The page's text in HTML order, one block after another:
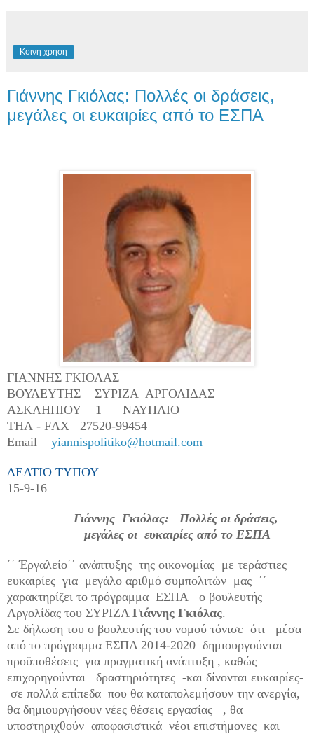
Κοινή χρήση
Γιάννης Γκιόλας: Πολλές οι δράσεις,
μεγάλες οι ευκαιρίες από το ΕΣΠΑ
ΓΙΑΝΝΗΣ ΓΚΙΟΛΑΣ
ΒΟΥΛΕΥΤΗΣ
ΣΥΡΙΖΑ ΑΡΓΟΛΙΔΑΣ
ΑΣΚΛΗΠΙΟΥ
1
ΝΑΥΠΛΙΟ
ΤΗΛ - FΑΧ
27520-99454
Email
yiannispolitiko@hotmail.com
ΔΕΛΤΙΟ ΤΥΠΟΥ
15-9-16
Γιάννης Γκιόλας:
Πολλές οι δράσεις,
μεγάλες οι ευκαιρίες από το ΕΣΠΑ
΄΄ Έργαλείο΄΄ ανάπτυξης της οικονομίας με τεράστιες
ευκαιρίες για μεγάλο αριθμό συμπολιτών μας ΄΄
χαρακτηρίζει το πρόγραμμα ΕΣΠΑ
ο βουλευτής
Αργολίδας του ΣΥΡΙΖΑ Γιάννης Γκιόλας.
Σε δήλωση του ο βουλευτής του νομού τόνισε ότι
μέσα
από το πρόγραμμα ΕΣΠΑ 2014-2020 δημιουργούνται
προϋποθέσεις για πραγματική ανάπτυξη , καθώς
επιχορηγούνται
δραστηριότητες -και δίνονται ευκαιρίες-
σε πολλά επίπεδα που θα καταπολεμήσουν την ανεργία,
θα δημιουργήσουν νέες θέσεις εργασίας
, θα
υποστηριχθούν αποφασιστικά νέοι επιστήμονες και